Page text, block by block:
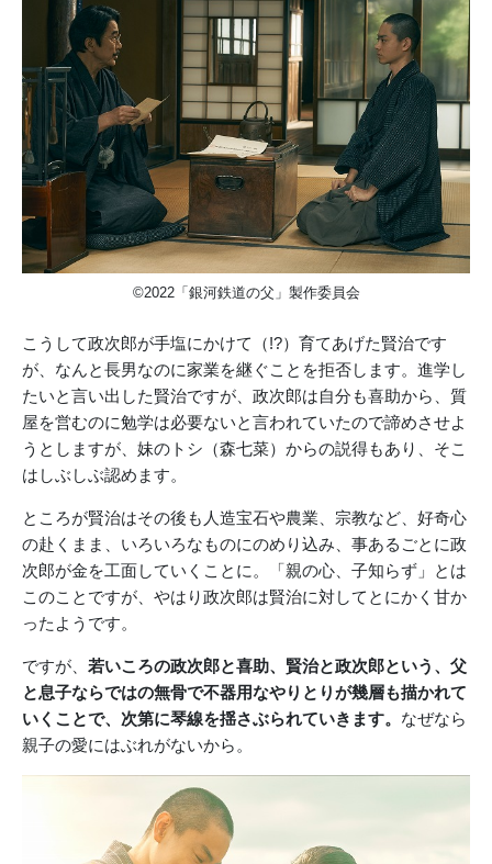
©2022「銀河鉄道の父」製作委員会
こうして政次郎が手塩にかけて（!?）育てあげた賢治です
が、なんと長男なのに家業を継ぐことを拒否します。進学し
たいと言い出した賢治ですが、政次郎は自分も喜助から、質
屋を営むのに勉学は必要ないと言われていたので諦めさせよ
うとしますが、妹のトシ（森七菜）からの説得もあり、そこ
はしぶしぶ認めます。
ところが賢治はその後も人造宝石や農業、宗教など、好奇心
の赴くまま、いろいろなものにのめり込み、事あるごとに政
次郎が金を工面していくことに。「親の心、子知らず」とは
このことですが、やはり政次郎は賢治に対してとにかく甘か
ったようです。
ですが、 若いころの政次郎と喜助、賢治と政次郎という、父
と息子ならではの無骨で不器用なやりとりが幾層も描かれて
いくことで、次第に琴線を揺さぶられていきます。 なぜなら
親子の愛にはぶれがないから。